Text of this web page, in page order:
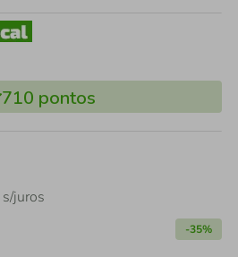
710 pontos
s/juros
-35%